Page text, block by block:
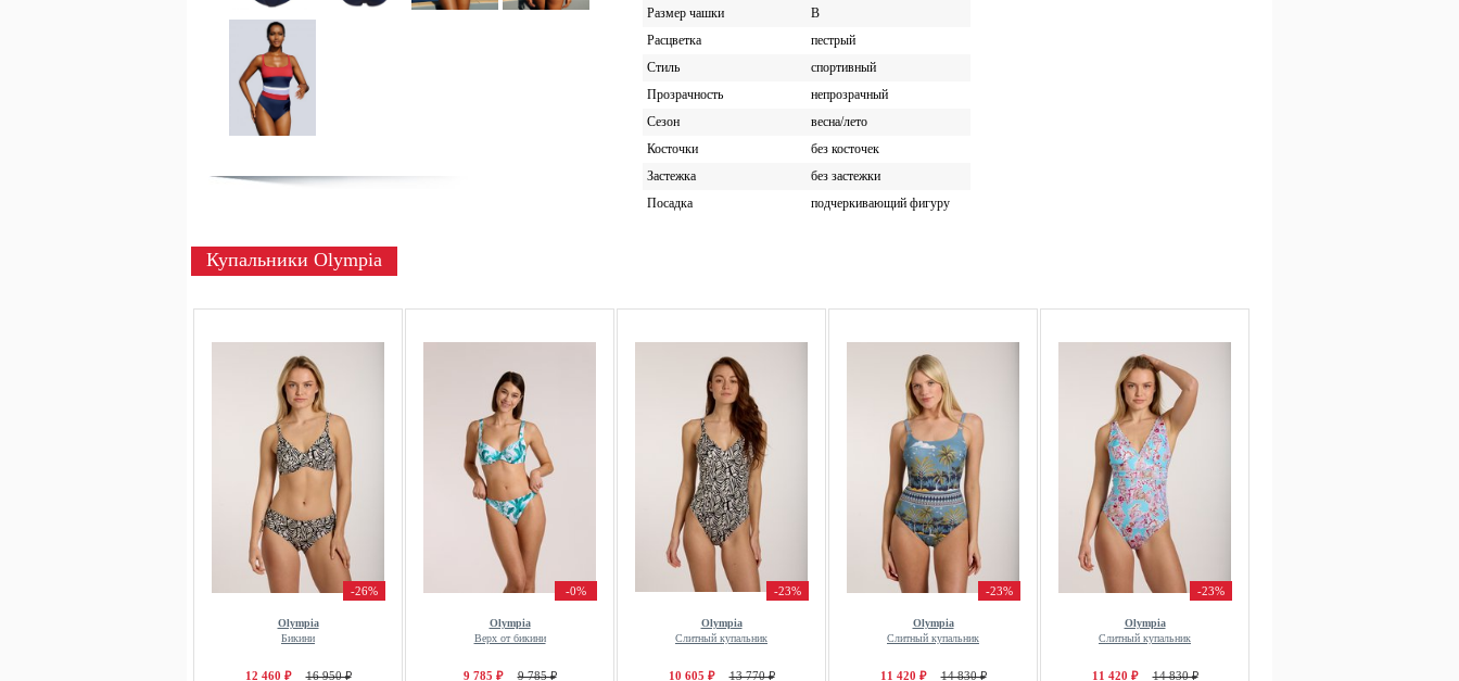
Размер чашки
B
Расцветка
пестрый
Стиль
спортивный
Прозрачность
непрозрачный
Сезон
весна/лето
Косточки
без косточек
Застежка
без застежки
Посадка
подчеркивающий фигуру
Купальники Olympia
-26%
Olympia
Бикини
12 460 ₽ 16 950 ₽
-0%
Olympia
Верх от бикини
9 785 ₽ 9 785 ₽
-23%
Olympia
Слитный купальник
10 605 ₽ 13 770 ₽
-23%
Olympia
Слитный купальник
11 420 ₽ 14 830 ₽
-23%
Olympia
Слитный купальник
11 420 ₽ 14 830 ₽